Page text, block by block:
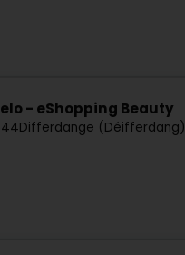
- eShopping Beauty
Differdange (Déifferdang)